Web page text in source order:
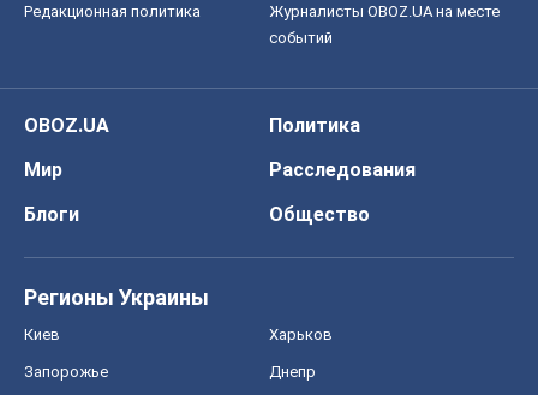
Редакционная политика
Журналисты OBOZ.UA на месте
событий
OBOZ.UA
Политика
Мир
Расследования
Блоги
Общество
Регионы Украины
Киев Харьков
Запорожье Днепр